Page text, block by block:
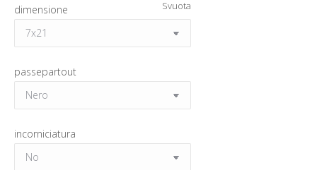
dimensione
passepartout
incorniciatura
Svuota